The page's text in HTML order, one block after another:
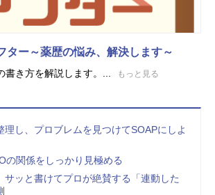
ター～薬歴の悩み、解決します～
書き方を解説します。... もっと見る
理し、プロブレムを見つけてSOAPにしよ
の関係をしっかり見極める
サッと書けてプロが絶賛する「連動した